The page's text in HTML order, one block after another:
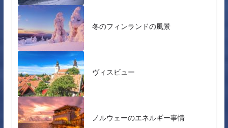
冬のフィンランドの風景
ヴィスビュー
ノルウェーのエネルギー事情